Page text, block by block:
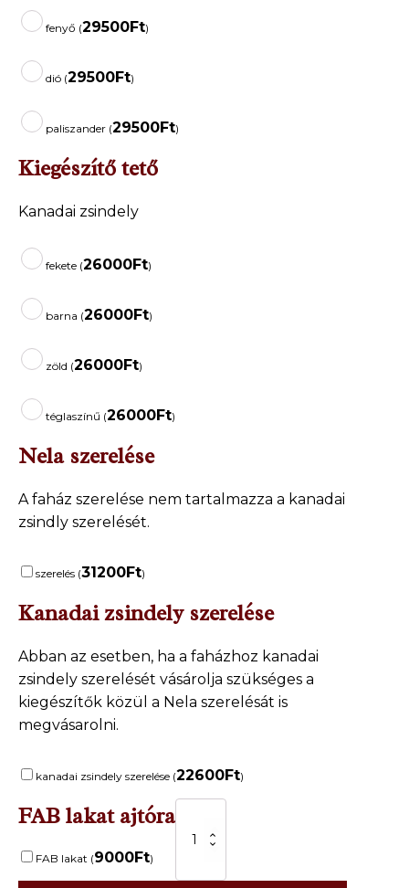
fenyő (29500Ft)
dió (29500Ft)
paliszander (29500Ft)
Kiegészítő tető
Kanadai zsindely
fekete (26000Ft)
barna (26000Ft)
zöld (26000Ft)
téglaszínű (26000Ft)
Nela szerelése
A faház szerelése nem tartalmazza a kanadai
zsindly szerelését.
szerelés (31200Ft)
Kanadai zsindely szerelése
Abban az esetben, ha a faházhoz kanadai
zsindely szerelését vásárolja szükséges a
kiegészítők közül a Nela szerelésát is
megvásarolni.
kanadai zsindely szerelése (22600Ft)
FAB lakat ajtóra
FAB lakat (9000Ft)
faház
m